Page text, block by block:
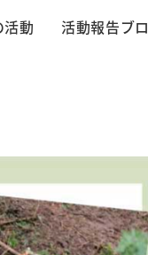
動 活動報告ブ